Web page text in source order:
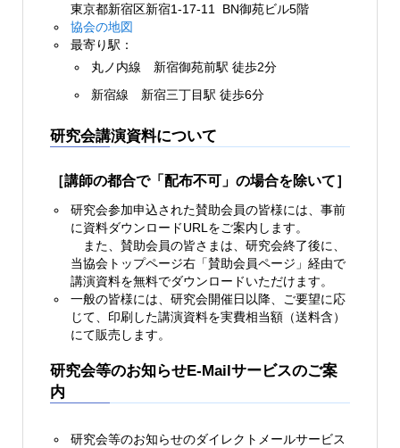
東京都新宿区新宿1-17-11 BN御苑ビル5階
協会の地図
最寄り駅：
丸ノ内線 新宿御苑前駅 徒歩2分
新宿線 新宿三丁目駅 徒歩6分
研究会講演資料について
［講師の都合で「配布不可」の場合を除いて］
研究会参加申込された賛助会員の皆様には、事前
に資料ダウンロードURLをご案内します。
また、賛助会員の皆さまは、研究会終了後に、
当協会トップページ右「賛助会員ページ」経由で
講演資料を無料でダウンロードいただけます。
一般の皆様には、研究会開催日以降、ご要望に応
じて、印刷した講演資料を実費相当額（送料含）
にて販売します。
研究会等のお知らせE-Mailサービスのご案
内
研究会等のお知らせのダイレクトメールサービス